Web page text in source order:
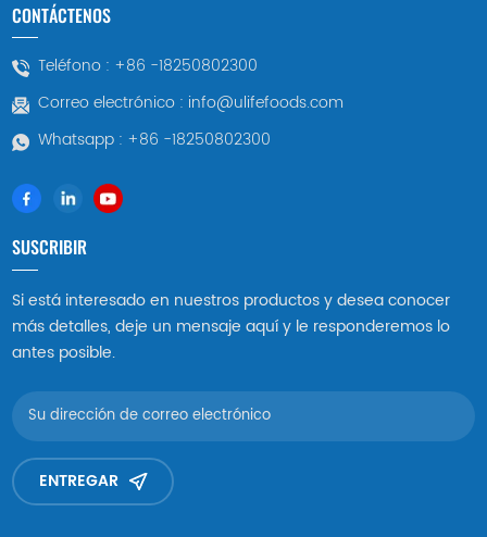
CONTÁCTENOS
Teléfono : +86 -18250802300
Correo electrónico : info@ulifefoods.com
Whatsapp : +86 -18250802300
SUSCRIBIR
Si está interesado en nuestros productos y desea conocer
más detalles, deje un mensaje aquí y le responderemos lo
antes posible.
ENTREGAR